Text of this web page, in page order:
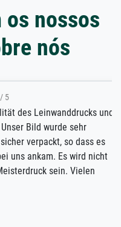
os nossos
nós
und
sehr
so dass es
Es wird nicht
sein. Vielen